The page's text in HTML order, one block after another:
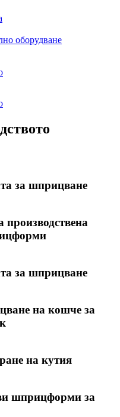
оборудване
за шприцване
за шприцване
на кошче за
на кутия
шприцформи за